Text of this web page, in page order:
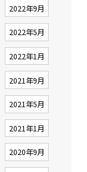
2022年9月
2022年5月
2022年1月
2021年9月
2021年5月
2021年1月
2020年9月